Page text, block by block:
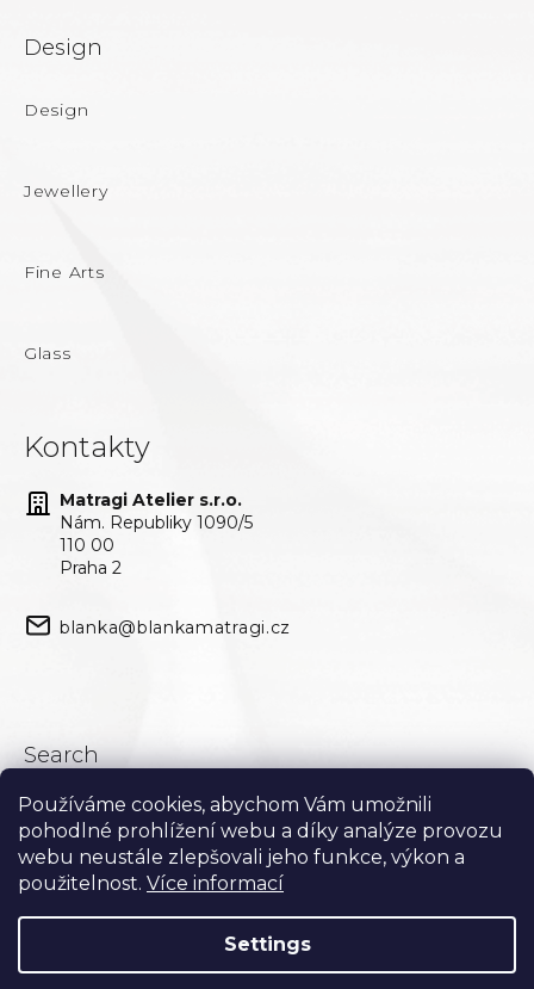
Používáme cookies, abychom Vám umožnili
pohodlné prohlížení webu a díky analýze provozu
webu neustále zlepšovali jeho funkce, výkon a
použitelnost. Více informací
Settings
Design
Design
Jewellery
Fine Arts
Glass
Kontakty
Matragi Atelier s.r.o.
Nám. Republiky 1090/5
110 00
Praha 2
blanka@blankamatragi.cz
Search
Search